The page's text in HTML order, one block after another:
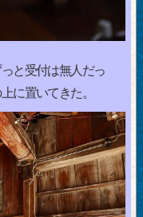
と受付は無人だっ
に置いてきた。